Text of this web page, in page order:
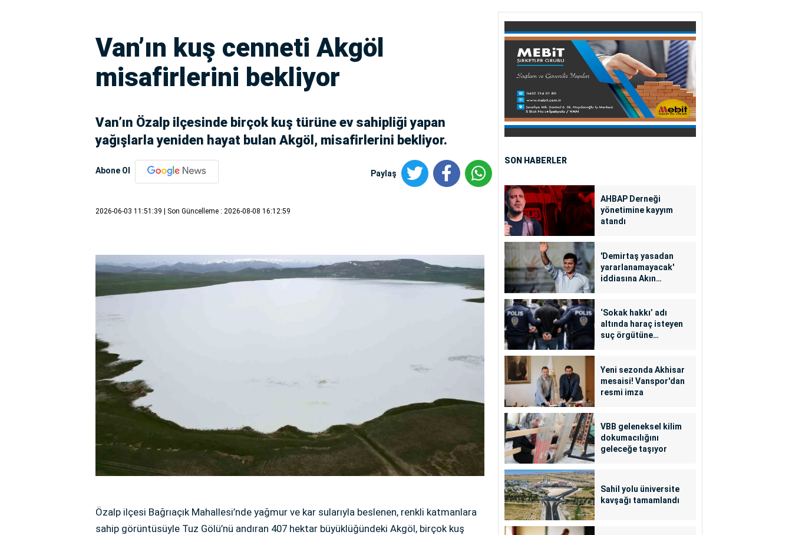
Van’ın kuş cenneti Akgöl
misafirlerini bekliyor
Van’ın Özalp ilçesinde birçok kuş türüne ev sahipliği yapan
yağışlarla yeniden hayat bulan Akgöl, misafirlerini bekliyor.
Abone Ol Paylaş
2026-06-03 11:51:39 | Son Güncelleme : 2026-08-08 16:12:59
Özalp ilçesi Bağrıaçık Mahallesi’nde yağmur ve kar sularıyla beslenen, renkli katmanlara
sahip görüntüsüyle Tuz Gölü’nü andıran 407 hektar büyüklüğündeki Akgöl, birçok kuş
SON HABERLER
AHBAP Derneği
yönetimine kayyım
atandı
'Demirtaş yasadan
yararlanamayacak'
iddiasına Akın
‘Sokak hakkı’ adı
altında haraç isteyen
suç örgütüne
Yeni sezonda Akhisar
mesaisi! Vanspor'dan
resmi imza
VBB geleneksel kilim
dokumacılığını
geleceğe taşıyor
Sahil yolu üniversite
kavşağı tamamlandı